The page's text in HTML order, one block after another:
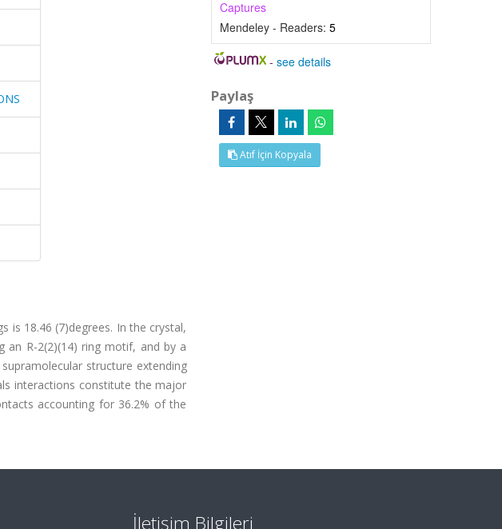
is 18.46 (7)degrees. In the crystal,
an R-2(2)(14) ring motif, and by a
structure extending
interactions constitute the major
accounting for 36.2% of the
Captures
Mendeley - Readers: 5
-see details
Paylaş
Atıf İçin Kopyala
İletişim Bilgileri